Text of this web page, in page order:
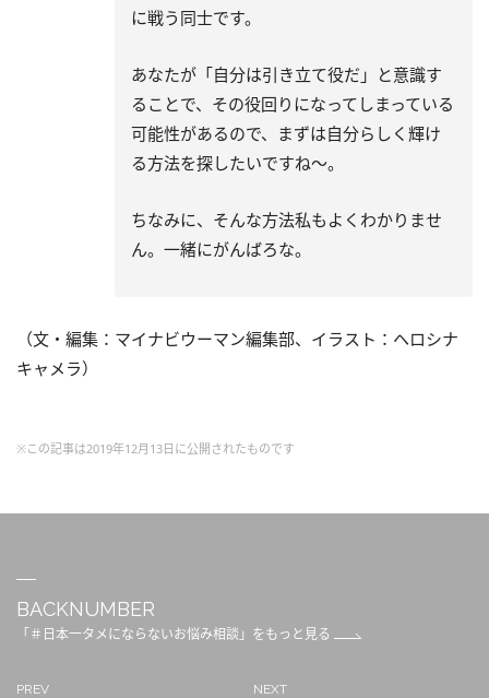
に戦う同士です。
あなたが「自分は引き立て役だ」と意識す
ることで、その役回りになってしまっている
可能性があるので、まずは自分らしく輝け
る方法を探したいですね～。
ちなみに、そんな方法私もよくわかりませ
ん。一緒にがんばろな。
（文・編集：マイナビウーマン編集部、イラスト：ヘロシナ
キャメラ）
※この記事は2019年12月13日に公開されたものです
BACKNUMBER
「＃日本一タメにならないお悩み相談」をもっと見る
PREV NEXT